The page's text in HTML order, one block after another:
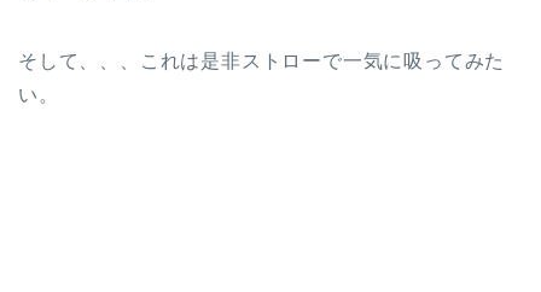
そして、、、これは是非ストローで一気に吸ってみた
い。